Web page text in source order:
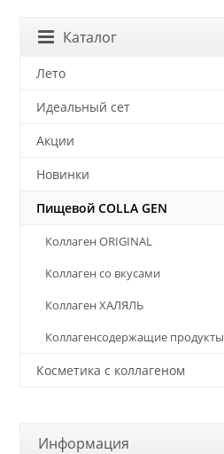
Каталог
Лето
Идеальный сет
Акции
Новинки
Пищевой COLLA GEN
Коллаген ORIGINAL
Коллаген со вкусами
Коллаген ХАЛЯЛЬ
Коллагенсодержащие продукты
Косметика с коллагеном
Информация